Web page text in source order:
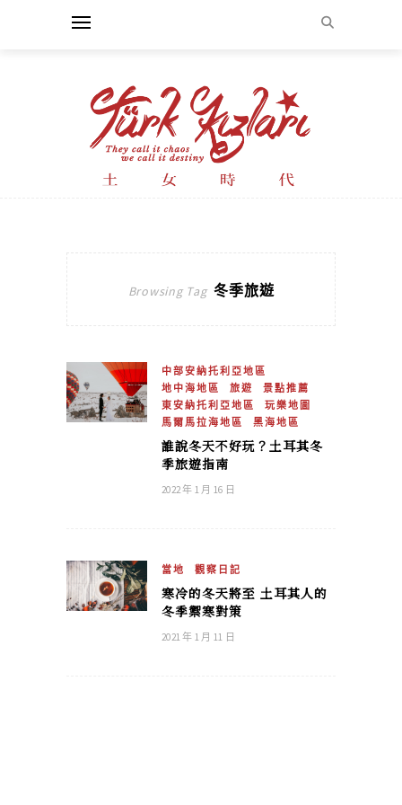
Browsing Tag 冬季旅遊
中部安納托利亞地區
地中海地區
旅遊
景點推薦
東安納托利亞地區
玩樂地圖
馬爾馬拉海地區
黑海地區
誰說冬天不好玩？土耳其冬
季旅遊指南
2022 年 1 月 16 日
當地 觀察日記
寒冷的冬天將至 土耳其人的
冬季禦寒對策
2021 年 1 月 11 日